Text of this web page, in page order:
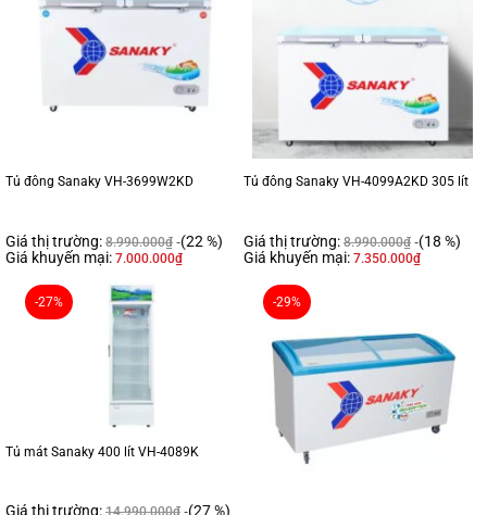
Tủ đông Sanaky VH-3699W2KD
Giá thị trường: 8.990.000₫ (22 %)
Giá khuyến mại: 7.000.000₫
Tủ đông Sanaky VH-4099A2KD 305 lít
Giá thị trường: 8.990.000₫ (18 %)
Giá khuyến mại: 7.350.000₫
-27%
Tủ mát Sanaky 400 lít VH-4089K
-29%